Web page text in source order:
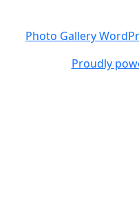
Photo Gallery
Proudly